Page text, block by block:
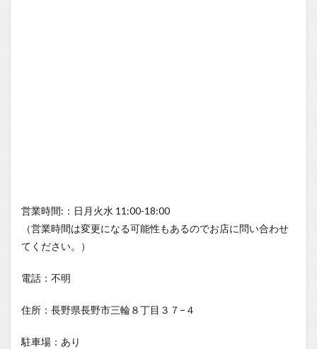
営業時間:：日月火水 11:00-18:00
（営業時間は変更になる可能性もあるのでお店に問い合わせ
てください。）
電話：不明
住所：長野県長野市三輪８丁目３７−４
駐車場：あり